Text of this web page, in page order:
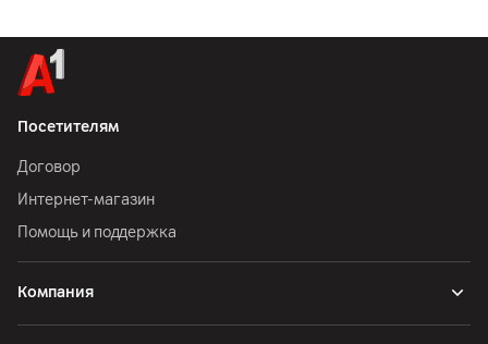
Посетителям
Договор
Интернет-магазин
Помощь и поддержка
Компания